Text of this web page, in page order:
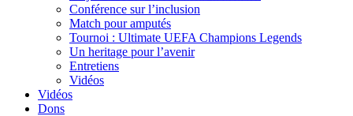
Conférence sur l’inclusion
Match pour amputés
Tournoi : Ultimate UEFA Champions Legends
Un heritage pour l’avenir
Entretiens
Vidéos
Vidéos
Dons